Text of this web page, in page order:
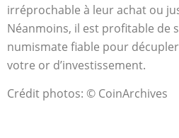
irréprochable à leur achat ou
Néanmoins, il est profitable de
numismate fiable pour
votre or d’investissement.
Crédit photos: © CoinArchives